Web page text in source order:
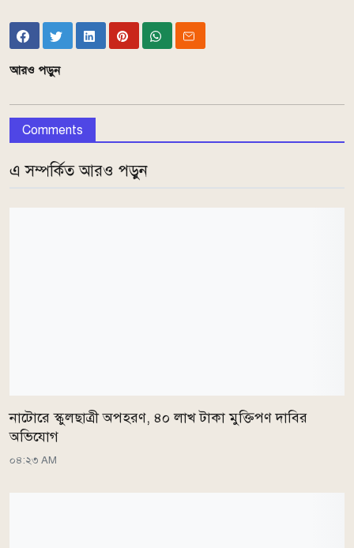
আরও পড়ুন
Comments
এ সম্পর্কিত আরও পড়ুন
নাটোরে স্কুলছাত্রী অপহরণ, ৪০ লাখ টাকা মুক্তিপণ দাবির
অভিযোগ
০৪:২৩ AM